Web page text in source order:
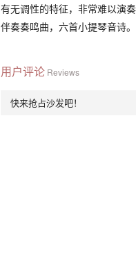
有无调性的特征，非常难以演
伴奏奏鸣曲，六首小提琴音诗。
用户评论 Reviews
快来抢占沙发吧！